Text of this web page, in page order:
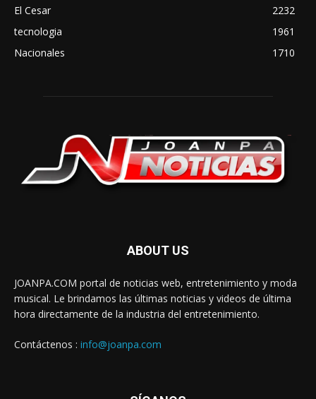
El Cesar
2232
tecnologia
1961
Nacionales
1710
ABOUT US
JOANPA.COM portal de noticias web, entretenimiento y moda
musical. Le brindamos las últimas noticias y videos de última
hora directamente de la industria del entretenimiento.
Contáctenos : info@joanpa.com